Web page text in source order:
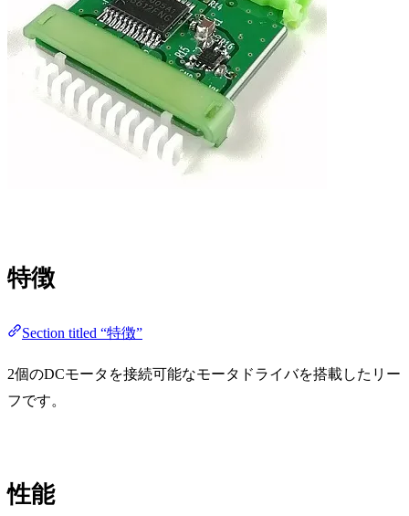
特徴
Section titled “特徴”
2個のDCモータを接続可能なモータドライバを搭載したリー
フです。
性能